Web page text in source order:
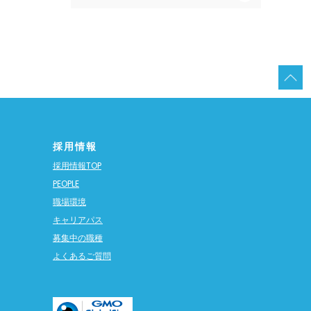
採用情報
採用情報TOP
PEOPLE
職場環境
キャリアパス
募集中の職種
よくあるご質問